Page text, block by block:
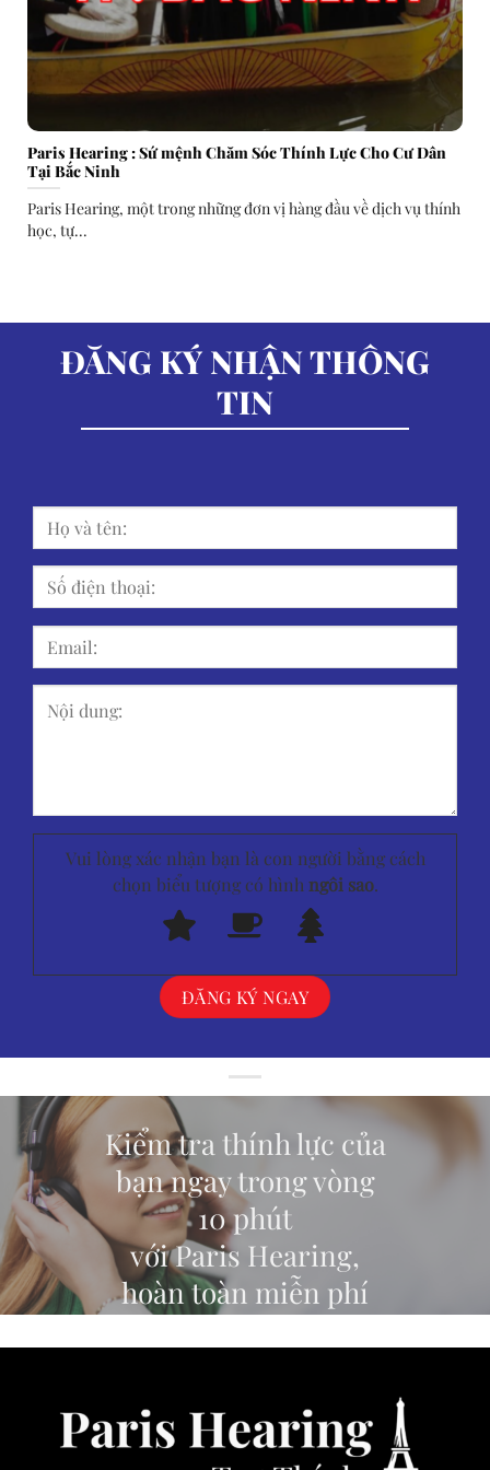
Paris Hearing : Sứ mệnh Chăm Sóc Thính Lực Cho Cư Dân
Tại Bắc Ninh
Paris Hearing, một trong những đơn vị hàng đầu về dịch vụ thính
học, tự...
ĐĂNG KÝ NHẬN THÔNG
TIN
Vui lòng xác nhận bạn là con người bằng cách
chọn biểu tượng có hình ngôi sao.
Kiểm tra thính lực của
bạn ngay trong vòng
10 phút
với Paris Hearing,
hoàn toàn miễn phí